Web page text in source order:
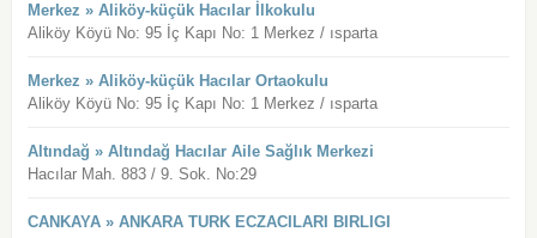
Merkez » Aliköy-küçük Hacılar İlkokulu
Aliköy Köyü No: 95 İç Kapı No: 1 Merkez / ısparta
Merkez » Aliköy-küçük Hacılar Ortaokulu
Aliköy Köyü No: 95 İç Kapı No: 1 Merkez / ısparta
Altındağ » Altındağ Hacılar Aile Sağlık Merkezi
Hacılar Mah. 883 / 9. Sok. No:29
CANKAYA » ANKARA TURK ECZACILARI BIRLIGI